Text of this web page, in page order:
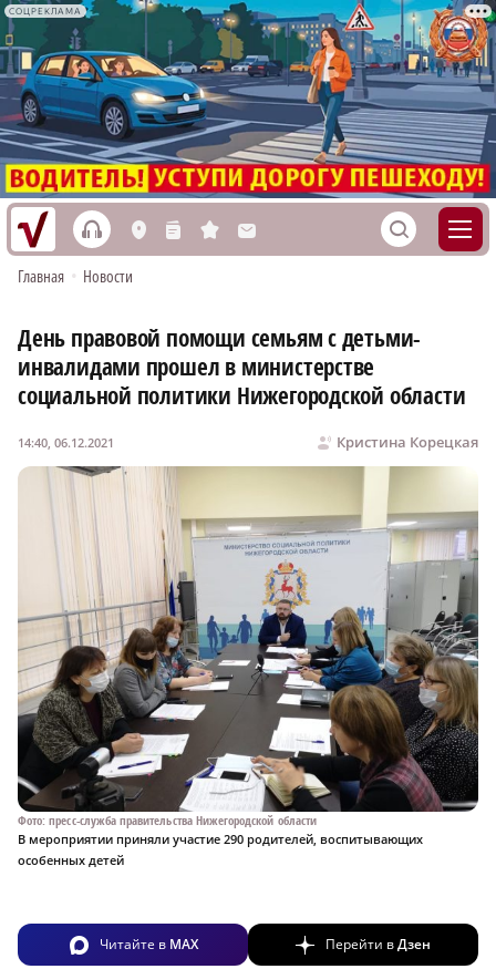
СОЦРЕКЛАМА
h L n s M S
Главная • Новости
День правовой помощи семьям с детьми-
инвалидами прошел в министерстве
социальной политики Нижегородской области
Кристина Корецкая
14:40, 06.12.2021
Фото: пресс-служба правительства Нижегородской области
В мероприятии приняли участие 290 родителей, воспитывающих
особенных детей
Читайте в MAX Перейти вДзен